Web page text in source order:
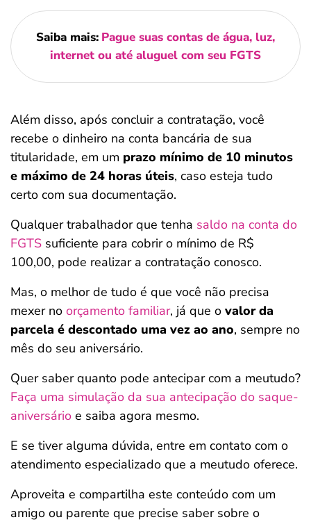
Saiba mais: Pague suas contas de água, luz,
internet ou até aluguel com seu FGTS
Além disso, após concluir a contratação, você
recebe o dinheiro na conta bancária de sua
titularidade, em um prazo mínimo de 10 minutos
e máximo de 24 horas úteis, caso esteja tudo
certo com sua documentação.
Qualquer trabalhador que tenha saldo na conta do
FGTS suficiente para cobrir o mínimo de R$
100,00, pode realizar a contratação conosco.
Mas, o melhor de tudo é que você não precisa
mexer no orçamento familiar, já que o valor da
parcela é descontado uma vez ao ano, sempre no
mês do seu aniversário.
Quer saber quanto pode antecipar com a meutudo?
Faça uma simulação da sua antecipação do saque-
aniversário e saiba agora mesmo.
E se tiver alguma dúvida, entre em contato com o
atendimento especializado que a meutudo oferece.
Aproveita e compartilha este conteúdo com um
amigo ou parente que precise saber sobre o